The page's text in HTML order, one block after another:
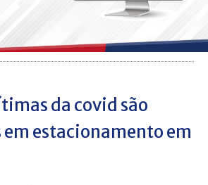
da covid são
estacionamento em